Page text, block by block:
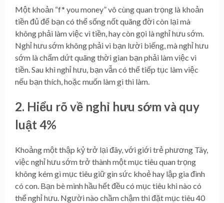
Một khoản “f* you money” vô cùng quan trọng là khoản
tiền đủ để bạn có thể sống nốt quãng đời còn lại mà
không phải làm việc vì tiền, hay còn gọi là nghỉ hưu sớm.
Nghỉ hưu sớm không phải vì bạn lười biếng, mà nghỉ hưu
sớm là chấm dứt quãng thời gian bạn phải làm việc vì
tiền. Sau khi nghỉ hưu, bạn vẫn có thể tiếp tục làm việc
nếu bạn thích, hoặc muốn làm gì thì làm.
2. Hiểu rõ về nghỉ hưu sớm và quy
luật 4%
Khoảng một thập kỷ trở lại đây, với giới trẻ phương Tây,
việc nghỉ hưu sớm trở thành một mục tiêu quan trọng
không kém gì mục tiêu giữ gìn sức khoẻ hay lập gia đình
có con. Bạn bè mình hầu hết đều có mục tiêu khi nào có
thể nghỉ hưu. Người nào chầm chậm thì đặt mục tiêu 40